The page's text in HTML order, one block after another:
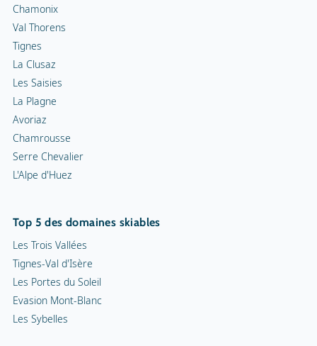
Chamonix
Val Thorens
Tignes
La Clusaz
Les Saisies
La Plagne
Avoriaz
Chamrousse
Serre Chevalier
L'Alpe d'Huez
Top 5 des domaines skiables
Les Trois Vallées
Tignes-Val d'Isère
Les Portes du Soleil
Evasion Mont-Blanc
Les Sybelles